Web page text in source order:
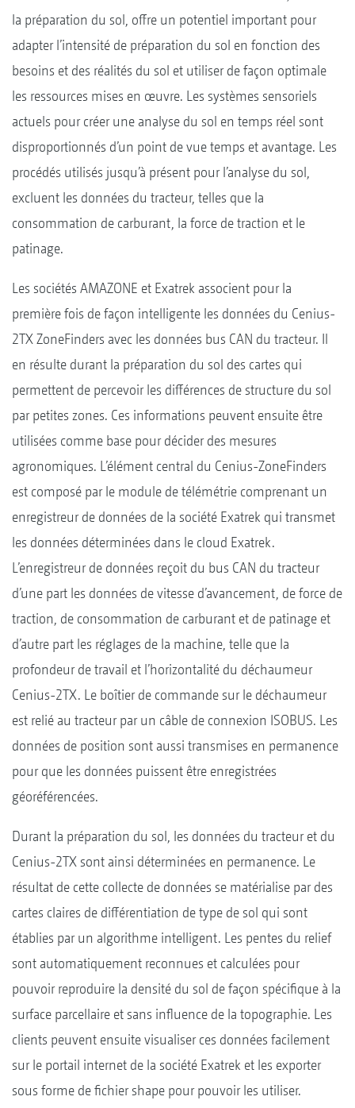
la préparation du sol, offre un potentiel important pour
adapter l’intensité de préparation du sol en fonction des
besoins et des réalités du sol et utiliser de façon optimale
les ressources mises en œuvre. Les systèmes sensoriels
actuels pour créer une analyse du sol en temps réel sont
disproportionnés d’un point de vue temps et avantage. Les
procédés utilisés jusqu’à présent pour l’analyse du sol,
excluent les données du tracteur, telles que la
consommation de carburant, la force de traction et le
patinage.
Les sociétés AMAZONE et Exatrek associent pour la
première fois de façon intelligente les données du Cenius-
2TX ZoneFinders avec les données bus CAN du tracteur. Il
en résulte durant la préparation du sol des cartes qui
permettent de percevoir les différences de structure du sol
par petites zones. Ces informations peuvent ensuite être
utilisées comme base pour décider des mesures
agronomiques. L’élément central du Cenius-ZoneFinders
est composé par le module de télémétrie comprenant un
enregistreur de données de la société Exatrek qui transmet
les données déterminées dans le cloud Exatrek.
L’enregistreur de données reçoit du bus CAN du tracteur
d’une part les données de vitesse d’avancement, de force de
traction, de consommation de carburant et de patinage et
d’autre part les réglages de la machine, telle que la
profondeur de travail et l’horizontalité du déchaumeur
Cenius-2TX. Le boîtier de commande sur le déchaumeur
est relié au tracteur par un câble de connexion ISOBUS. Les
données de position sont aussi transmises en permanence
pour que les données puissent être enregistrées
géoréférencées.
Durant la préparation du sol, les données du tracteur et du
Cenius-2TX sont ainsi déterminées en permanence. Le
résultat de cette collecte de données se matérialise par des
cartes claires de différentiation de type de sol qui sont
établies par un algorithme intelligent. Les pentes du relief
sont automatiquement reconnues et calculées pour
pouvoir reproduire la densité du sol de façon spécifique à la
surface parcellaire et sans influence de la topographie. Les
clients peuvent ensuite visualiser ces données facilement
sur le portail internet de la société Exatrek et les exporter
sous forme de fichier shape pour pouvoir les utiliser.